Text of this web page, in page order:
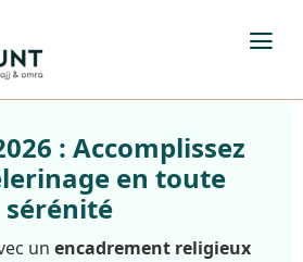
: Accomplissez
en toute
sérénité
un encadrement religieux